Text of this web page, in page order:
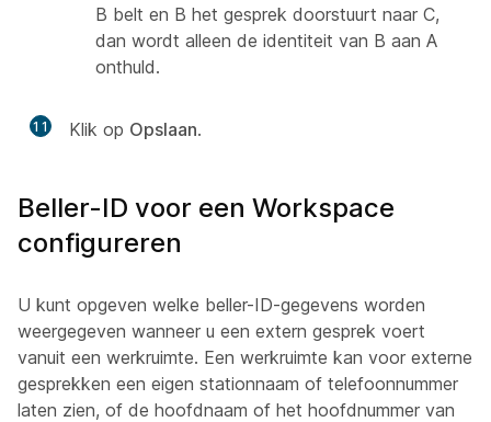
B belt en B het gesprek doorstuurt naar C,
dan wordt alleen de identiteit van B aan A
onthuld.
11 Klik op Opslaan.
Beller-ID voor een Workspace
configureren
U kunt opgeven welke beller-ID-gegevens worden
weergegeven wanneer u een extern gesprek voert
vanuit een werkruimte. Een werkruimte kan voor externe
gesprekken een eigen stationnaam of telefoonnummer
laten zien, of de hoofdnaam of het hoofdnummer van